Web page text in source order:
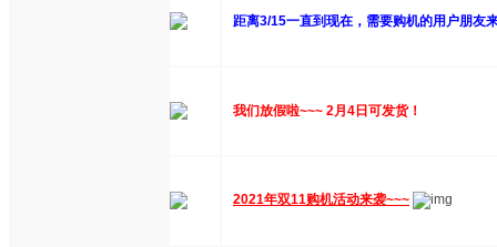
距离3/15一直到现在，需要购机的用户朋友
我们放假啦~~~ 2月4日可发货！
2021年双11购机活动来袭~~~